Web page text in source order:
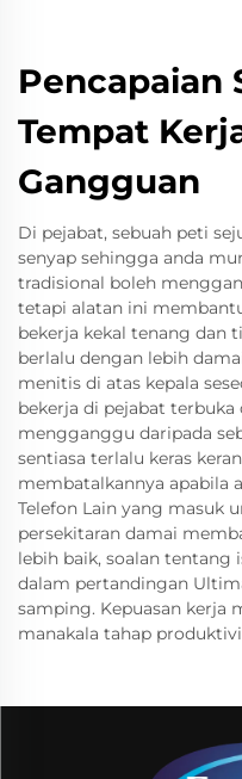
Pencapaian
Tempat
Gangguan
Di pejabat, sebuah peti
senyap sehingga anda
tradisional boleh
tetapi alatan ini
bekerja kekal tenang dan
berlalu dengan lebih
menitis di atas kepala
bekerja di pejabat
mengganggu daripada
sentiasa terlalu keras
membatalkannya apabila
Telefon Lain yang masuk
persekitaran damai
lebih baik, soalan tentang
dalam pertandingan
samping. Kepuasan kerja
manakala tahap